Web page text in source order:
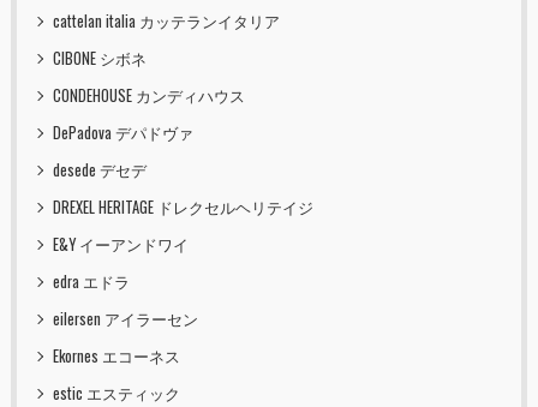
cattelan italia カッテランイタリア
CIBONE シボネ
CONDEHOUSE カンディハウス
DePadova デパドヴァ
desede デセデ
DREXEL HERITAGE ドレクセルヘリテイジ
E&Y イーアンドワイ
edra エドラ
eilersen アイラーセン
Ekornes エコーネス
estic エスティック